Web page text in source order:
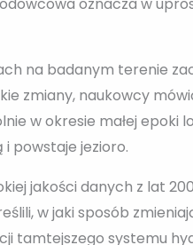
na badanym terenie
zmiany, naukowcy
w okresie małej epoki
powstaje jezioro.
jakości danych z lat
w jaki sposób
tamtejszego systemu